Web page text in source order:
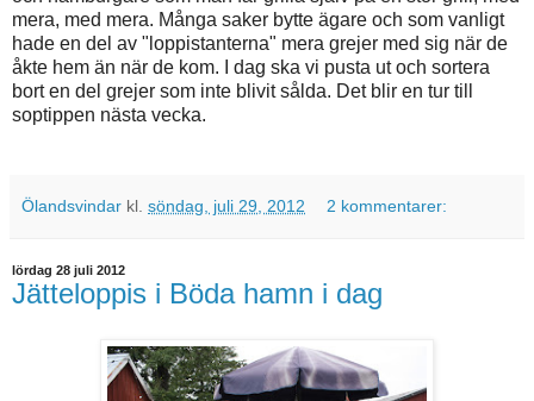
mera, med mera. Många saker bytte ägare och som vanligt
hade en del av "loppistanterna" mera grejer med sig när de
åkte hem än när de kom. I dag ska vi pusta ut och sortera
bort en del grejer som inte blivit sålda. Det blir en tur till
soptippen nästa vecka.
Ölandsvindar kl. söndag, juli 29, 2012 2 kommentarer:
lördag 28 juli 2012
Jätteloppis i Böda hamn i dag